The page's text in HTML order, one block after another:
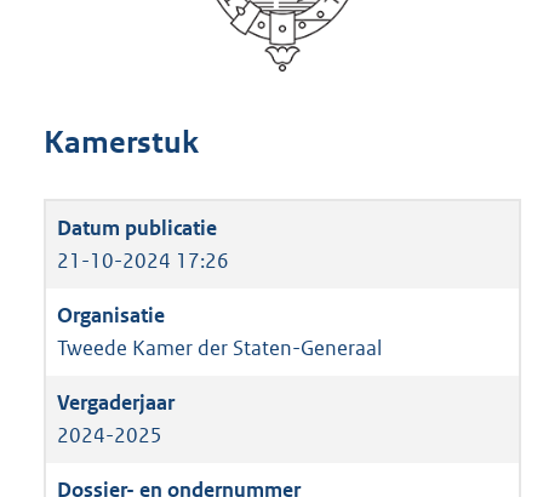
Kamerstuk
21-10-2024 17:26
Tweede Kamer der Staten-Generaal
2024-2025